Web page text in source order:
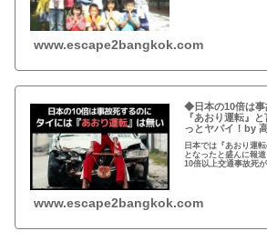
www.escape2bangkok.com
◆日本の10倍は事
『あおり運転』
っとヤバイ！by
日本では『あおり運
となったと盛んに報
10倍以上交通事故死
www.escape2bangkok.com